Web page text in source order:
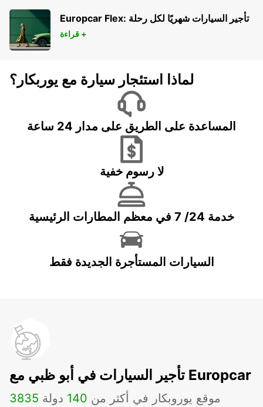
AUBAGNE - FRANCE
Europcar Flex: تأجير السيارات شهريًا لكل رحلة
قراءة +
لماذا استئجار سيارة مع يوربكار؟
المساعدة على الطريق على مدار 24 ساعة
لا رسوم خفية
خدمة 24/ 7 في معظم المطارات الرئيسية
السيارات المستأجرة الجديدة فقط
تأجير السيارات في أبو ظبي مع Europcar
3835 موقع يوروبكار في أكثر من 140 دولة